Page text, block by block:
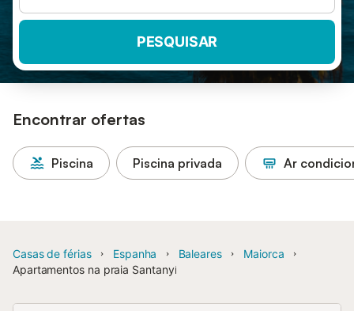
PESQUISAR
Encontrar ofertas
Piscina Piscina privada Ar
Casas de férias Espanha Baleares
Maiorca
Apartamentos na praia Santanyí